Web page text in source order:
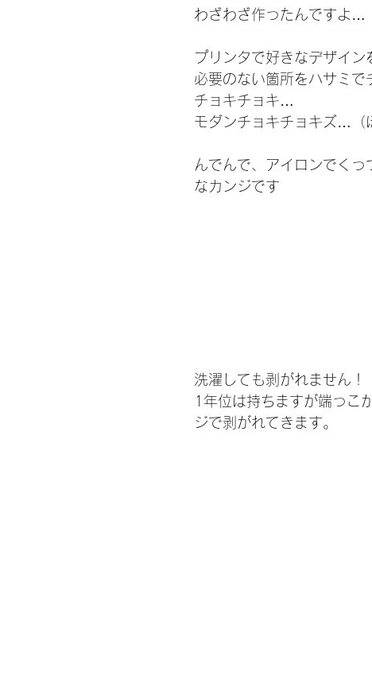
わざわざ作ったんですよ…
プリンタで好きなデザイン
必要のない箇所をハサミで
チョキチョキ…
モダンチョキチョキズ…（
んでんで、アイロンでくっ
なカンジです
洗濯しても剥がれません！
1年位は持ちますが端っこ
ジで剥がれてきます。